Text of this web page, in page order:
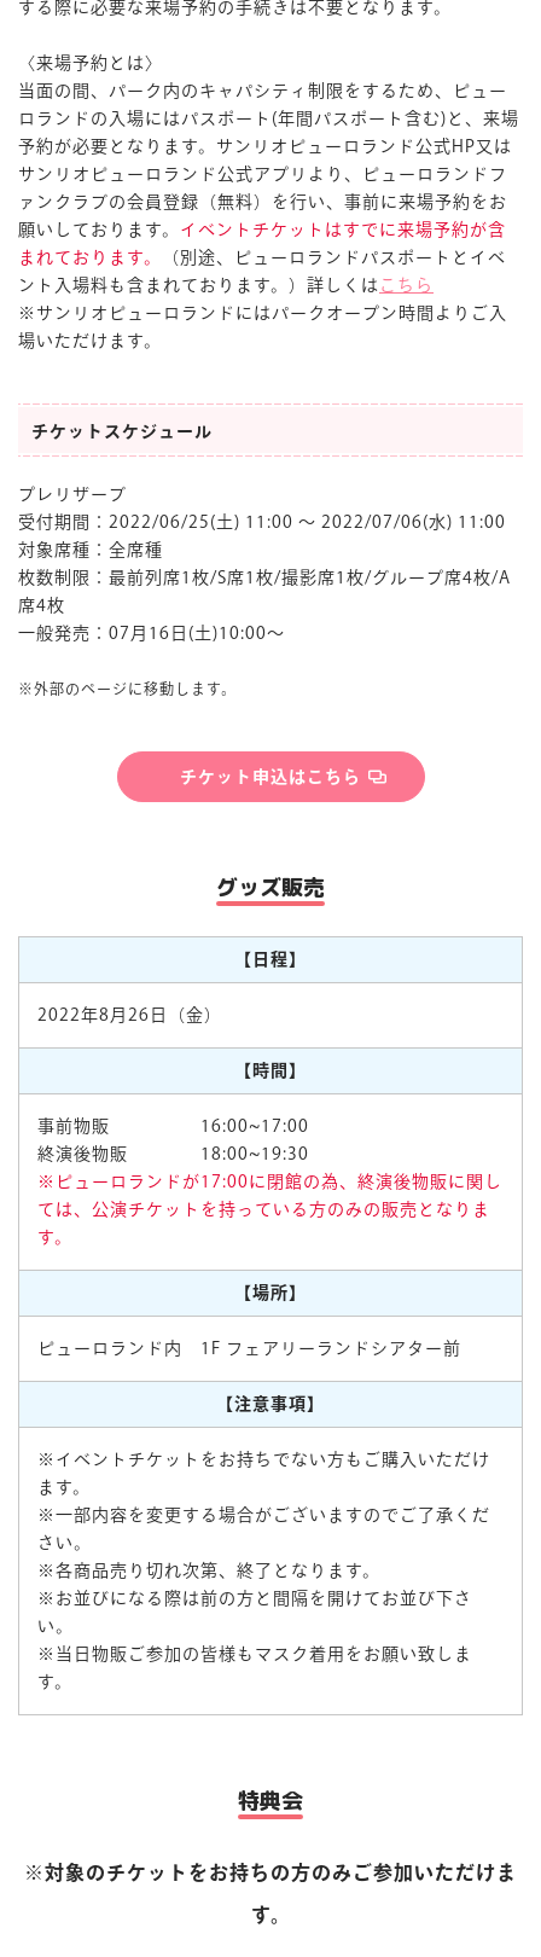
する際に必要な来場予約の手続きは不要となります。
〈来場予約とは〉
当面の間、パーク内のキャパシティ制限をするため、ピュー
ロランドの入場にはパスポート(年間パスポート含む)と、来場
予約が必要となります。サンリオピューロランド公式HP又は
サンリオピューロランド公式アプリより、ピューロランドフ
ァンクラブの会員登録（無料）を行い、事前に来場予約をお
願いしております。 イベントチケットはすでに来場予約が含
まれております。
（別途、ピューロランドパスポートとイベ
ント入場料も含まれております。）詳しくは こちら
※サンリオピューロランドにはパークオープン時間よりご入
場いただけます。
チケットスケジュール
プレリザーブ
受付期間：2022/06/25(土) 11:00 ～ 2022/07/06(水) 11:00
対象席種：全席種
枚数制限：最前列席1枚/S席1枚/撮影席1枚/グループ席4枚/A
席4枚
一般発売：07月16日(土)10:00～
※外部のページに移動します。
チケット申込はこちら
グッズ販売
【日程】
2022年8月26日（金）
【時間】
事前物販 16:00~17:00
終演後物販 18:00~19:30
※ピューロランドが17:00に閉館の為、終演後物販に関し
ては、公演チケットを持っている方のみの販売となりま
す。
【場所】
ピューロランド内 1F フェアリーランドシアター前
【注意事項】
※イベントチケットをお持ちでない方もご購入いただけ
ます。
※一部内容を変更する場合がございますのでご了承くだ
さい。
※各商品売り切れ次第、終了となります。
※お並びになる際は前の方と間隔を開けてお並び下さ
い。
※当日物販ご参加の皆様もマスク着用をお願い致しま
す。
特典会
※対象のチケットをお持ちの方のみご参加いただけま
す。